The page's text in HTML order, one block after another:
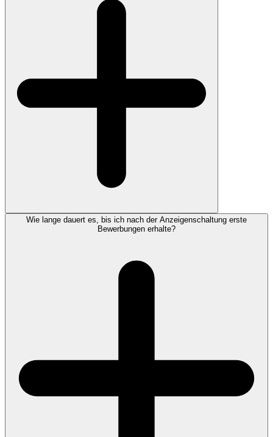
Wie lange dauert es, bis ich nach der Anzeigenschaltung erste
Bewerbungen erhalte?